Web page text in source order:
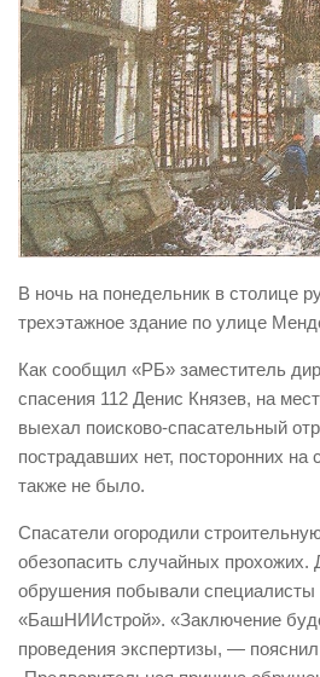
Виды деятельности
Обслуживание опасных
Оказание платных
УГЗ рекомендует
Памятки населению
Как стать спасателем
Пресс-центр
СМИ о нас
Конкурсы
Фотогалерея
Обращения
Контакты
Вакансии
В ночь на понедельник в столице
трехэтажное здание по улице
Как сообщил «РБ» заместитель
спасения 112 Денис Князев, на
выехал поисково-спасательный
пострадавших нет, посторонних на
также не было.
Спасатели огородили
обезопасить случайных прохожих.
обрушения побывали специалисты
«БашНИИстрой». «Заключение
проведения экспертизы, —